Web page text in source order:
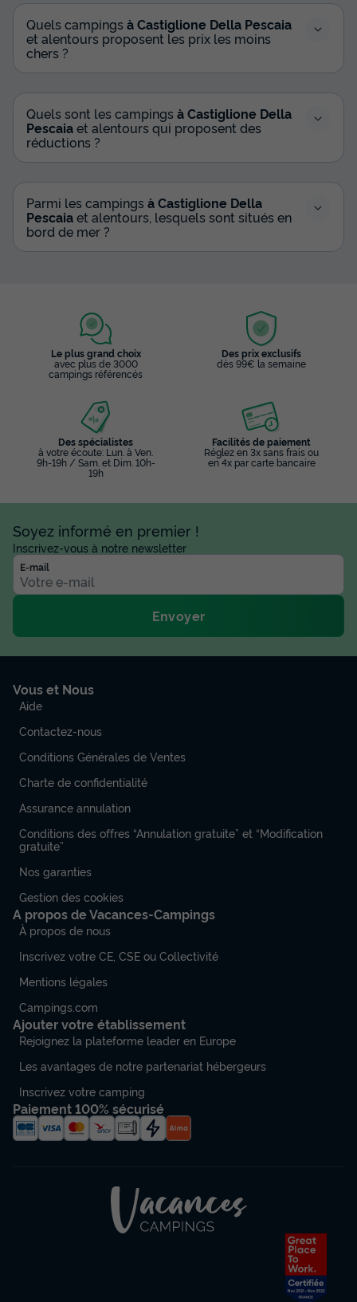
Quels campings à Castiglione Della Pescaia
et alentours proposent les prix les moins
chers ?
Quels sont les campings à Castiglione Della
Pescaiaet alentours qui proposent des
réductions ?
Parmi les campings à Castiglione Della
Pescaiaet alentours, lesquels sont situés en
bord de mer ?
Le plus grand choix
avec plus de 3000
campings référencés
Des prix exclusifs
dès 99€ la semaine
Des spécialistes
à votre écoute: Lun. à Ven.
9h-19h / Sam. et Dim. 10h-
19h
Facilités de paiement
Réglez en 3x sans frais ou
en 4x par carte bancaire
Soyez informé en premier !
Inscrivez-vous à notre newsletter
E-mail
Envoyer
Vous et Nous
Aide
Contactez-nous
Conditions Générales de Ventes
Charte de confidentialité
Assurance annulation
Conditions des offres “Annulation gratuite” et “Modification
gratuite”
Nos garanties
Gestion des cookies
A propos de Vacances-Campings
À propos de nous
Inscrivez votre CE, CSE ou Collectivité
Mentions légales
Campings.com
Ajouter votre établissement
Rejoignez la plateforme leader en Europe
Les avantages de notre partenariat hébergeurs
Inscrivez votre camping
Paiement 100% sécurisé